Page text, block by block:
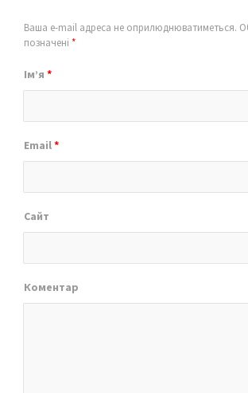
Ваша e-mail адреса не оприлюднюватиметься.
позначені *
Ім’я *
Email*
Сайт
Коментар